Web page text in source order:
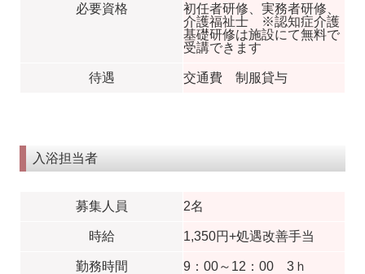
必要資格
初任者研修、実務者研修、
介護福祉士 ※認知症介護
基礎研修は施設にて無料で
受講できます
待遇 交通費 制服貸与
入浴担当者
募集人員 2名
時給 1,350円+処遇改善手当
勤務時間 9：00～12：00 3ｈ